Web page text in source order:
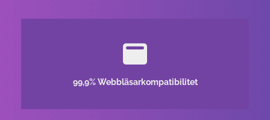
99,9% Webbläsarkompatibilitet